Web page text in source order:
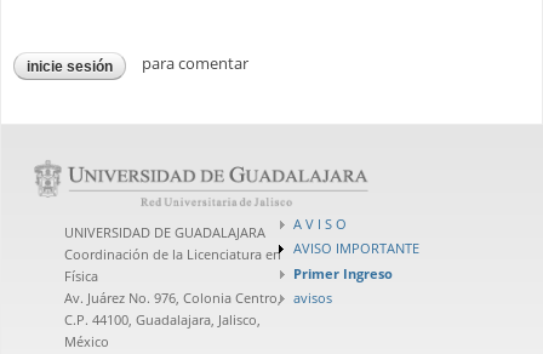
inicie sesión para comentar
UNIVERSIDAD DE GUADALAJARA
Coordinación de la Licenciatura en
Física
Av. Juárez No. 976, Colonia Centro,
C.P. 44100, Guadalajara, Jalisco,
México
A V I S O
AVISO IMPORTANTE
Primer Ingreso
avisos